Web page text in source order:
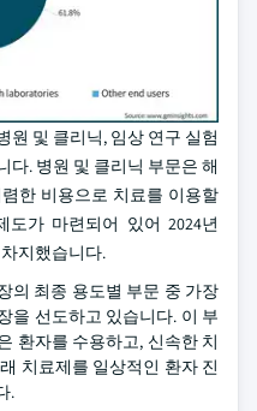
원 및 클리닉, 임상 연구 실험
다. 병원 및 클리닉 부문은 해
한 비용으로 치료를 이용할
가 마련되어 있어 2024년
지했습니다.
의 최종 용도별 부문 중 가장
을 선도하고 있습니다. 이 부
환자를 수용하고, 신속한 치
치료제를 일상적인 환자 진
.